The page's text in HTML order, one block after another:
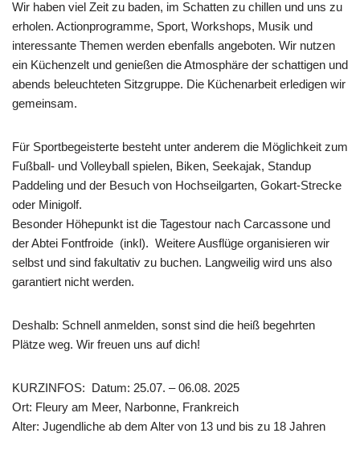
Wir haben viel Zeit zu baden, im Schatten zu chillen und uns zu
erholen. Actionprogramme, Sport, Workshops, Musik und
interessante Themen werden ebenfalls angeboten. Wir nutzen
ein Küchenzelt und genießen die Atmosphäre der schattigen und
abends beleuchteten Sitzgruppe. Die Küchenarbeit erledigen wir
gemeinsam.
Für Sportbegeisterte besteht unter anderem die Möglichkeit zum
Fußball- und Volleyball spielen, Biken, Seekajak, Standup
Paddeling und der Besuch von Hochseilgarten, Gokart-Strecke
oder Minigolf.
Besonder Höhepunkt ist die Tagestour nach Carcassone und
der Abtei Fontfroide (inkl). Weitere Ausflüge organisieren wir
selbst und sind fakultativ zu buchen. Langweilig wird uns also
garantiert nicht werden.
Deshalb: Schnell anmelden, sonst sind die heiß begehrten
Plätze weg. Wir freuen uns auf dich!
KURZINFOS: Datum: 25.07. – 06.08. 2025
Ort: Fleury am Meer, Narbonne, Frankreich
Alter: Jugendliche ab dem Alter von 13 und bis zu 18 Jahren